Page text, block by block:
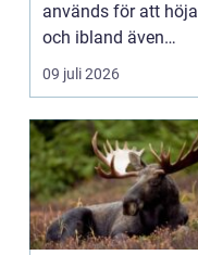
används för att höja
och ibland även
positionera tunga
09 juli 2026